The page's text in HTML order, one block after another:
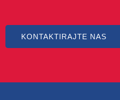
KONTAKTIRAJTE NAS